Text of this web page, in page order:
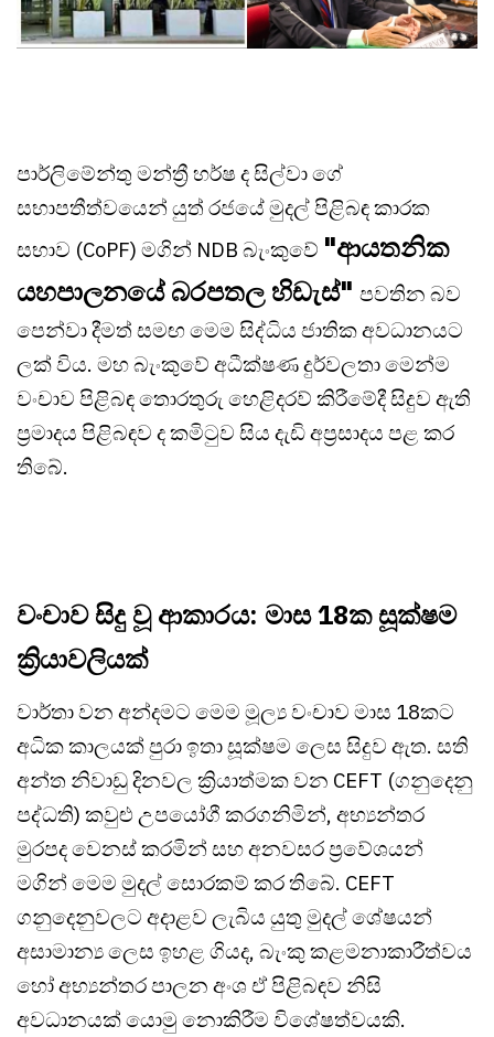
පාර්ලිමේන්තු මන්ත්‍රී හර්ෂ ද සිල්වා ගේ
සභාපතීත්වයෙන් යුත් රජයේ මුදල් පිළිබඳ කාරක
සභාව (CoPF) මගින් NDB බැංකුවේ "ආයතනික
යහපාලනයේ බරපතල හිඩැස්" පවතින බව
පෙන්වා දීමත් සමඟ මෙම සිද්ධිය ජාතික අවධානයට
ලක් විය. මහ බැංකුවේ අධීක්ෂණ දුර්වලතා මෙන්ම
වංචාව පිළිබඳ තොරතුරු හෙළිදරව් කිරීමේදී සිදුව ඇති
ප්‍රමාදය පිළිබඳව ද කමිටුව සිය දැඩි අප්‍රසාදය පළ කර
තිබේ.
වංචාව සිදු වූ ආකාරය: මාස 18ක සූක්ෂම
ක්‍රියාවලියක්
වාර්තා වන අන්දමට මෙම මූල්‍ය වංචාව මාස 18කට
අධික කාලයක් පුරා ඉතා සූක්ෂම ලෙස සිදුව ඇත. සති
අන්ත නිවාඩු දිනවල ක්‍රියාත්මක වන CEFT (ගනුදෙනු
පද්ධති) කවුළු උපයෝගී කරගනිමින්, අභ්‍යන්තර
මුරපද වෙනස් කරමින් සහ අනවසර ප්‍රවේශයන්
මගින් මෙම මුදල් සොරකම් කර තිබේ. CEFT
ගනුදෙනුවලට අදාළව ලැබිය යුතු මුදල් ශේෂයන්
අසාමාන්‍ය ලෙස ඉහළ ගියද, බැංකු කළමනාකාරීත්වය
හෝ අභ්‍යන්තර පාලන අංශ ඒ පිළිබඳව නිසි
අවධානයක් යොමු නොකිරීම විශේෂත්වයකි.